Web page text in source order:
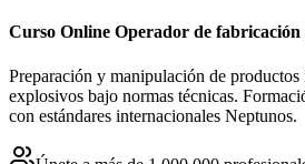
Curso Online Operador de fabricación
Preparación y manipulación de productos
explosivos bajo normas técnicas.
con estándares internacionales Neptunos.